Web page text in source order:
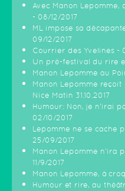
Avec Manon
- 08/12/2017
ML impose sa
09/12/2017
Courrier des Yvelines -
Un pré-festival du rire
Manon Lepomme au
Manon Lepomme
Nice Matin 31.10.2017
Humour: Non, je n’irai
02/10/2017
Lepomme ne se cache
25/09/2017
Manon Lepomme n'ira
11/9/2017
Manon Lepomme, à
Humour et rire, au